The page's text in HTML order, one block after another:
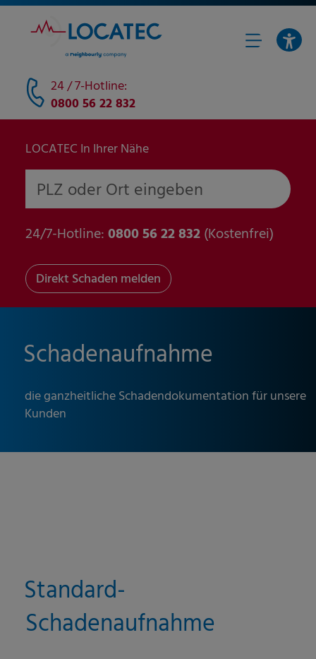
24 / 7-Hotline:
0800 56 22 832
Schadenaufnahme
die ganzheitliche Schadendokumentation für unsere
Kunden
LOCATEC In Ihrer Nähe
PLZ oder Ort eingeben
24/7-Hotline:0800 56 22 832(Kostenfrei)
Direkt Schaden melden
Standard-
Schadenaufnahme